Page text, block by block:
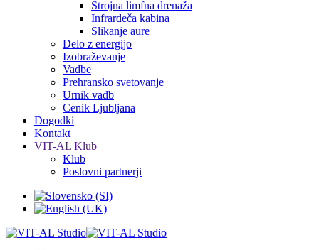
Strojna limfna drenaža
Infrardeča kabina
Slikanje aure
Delo z energijo
Izobraževanje
Vadbe
Prehransko svetovanje
Urnik vadb
Cenik Ljubljana
Dogodki
Kontakt
VIT-AL Klub
Klub
Poslovni partnerji